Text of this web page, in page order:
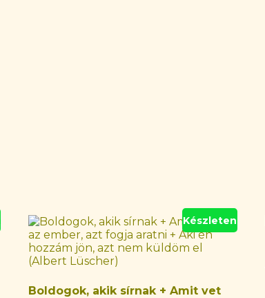
Készleten
Boldogok, akik sírnak + Amit vet